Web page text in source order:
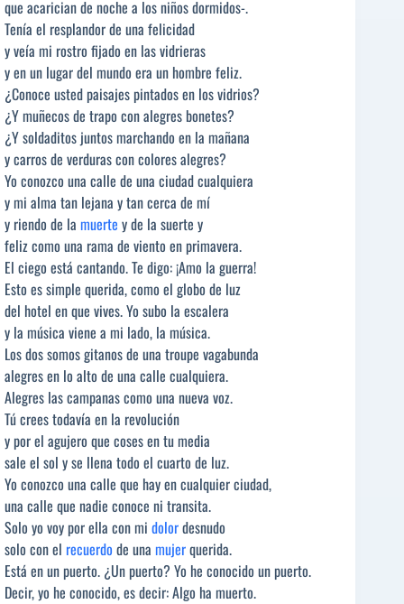
que acarician de noche a los niños dormidos-.
Tenía el resplandor de una felicidad
y veía mi rostro fijado en las vidrieras
y en un lugar del mundo era un hombre feliz.
¿Conoce usted paisajes pintados en los vidrios?
¿Y muñecos de trapo con alegres bonetes?
¿Y soldaditos juntos marchando en la mañana
y carros de verduras con colores alegres?
Yo conozco una calle de una ciudad cualquiera
y mi alma tan lejana y tan cerca de mí
y riendo de la muerte y de la suerte y
feliz como una rama de viento en primavera.
El ciego está cantando. Te digo: ¡Amo la guerra!
Esto es simple querida, como el globo de luz
del hotel en que vives. Yo subo la escalera
y la música viene a mi lado, la música.
Los dos somos gitanos de una troupe vagabunda
alegres en lo alto de una calle cualquiera.
Alegres las campanas como una nueva voz.
Tú crees todavía en la revolución
y por el agujero que coses en tu media
sale el sol y se llena todo el cuarto de luz.
Yo conozco una calle que hay en cualquier ciudad,
una calle que nadie conoce ni transita.
Solo yo voy por ella con mi dolordesnudo
solo con el recuerdo de una mujerquerida.
Está en un puerto. ¿Un puerto? Yo he conocido un puerto.
Decir, yo he conocido, es decir: Algo ha muerto.